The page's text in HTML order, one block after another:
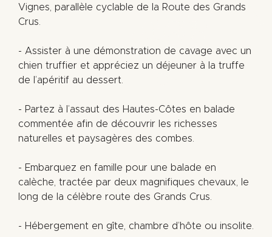
Vignes, parallèle cyclable de la Route des Grands
Crus.
- Assister à une démonstration de cavage avec un
chien truffier et appréciez un déjeuner à la truffe
de l’apéritif au dessert.
- Partez à l’assaut des Hautes-Côtes en balade
commentée afin de découvrir les richesses
naturelles et paysagères des combes.
- Embarquez en famille pour une balade en
calèche, tractée par deux magnifiques chevaux, le
long de la célèbre route des Grands Crus.
- Hébergement en gîte, chambre d’hôte ou insolite.